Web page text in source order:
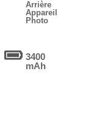
Arrière
Appareil
Photo
3400
mAh